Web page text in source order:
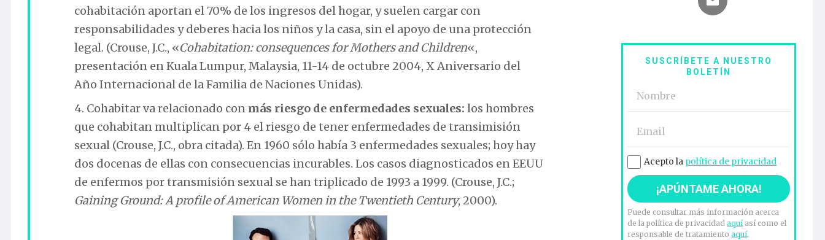
cohabitación aportan el 70% de los ingresos del hogar, y suelen cargar con
responsabilidades y deberes hacia los niños y la casa, sin el apoyo de una protección
legal. (Crouse, J.C., «Cohabitation: consequences for Mothers and Children«,
presentación en Kuala Lumpur, Malaysia, 11-14 de octubre 2004, X Aniversario del
Año Internacional de la Familia de Naciones Unidas).
4. Cohabitar va relacionado con más riesgo de enfermedades sexuales: los hombres
que cohabitan multiplican por 4 el riesgo de tener enfermedades de transimisión
sexual (Crouse, J.C., obra citada). En 1960 sólo había 3 enfermedades sexuales; hoy hay
dos docenas de ellas con consecuencias incurables. Los casos diagnosticados en EEUU
de enfermos por transmisión sexual se han triplicado de 1993 a 1999. (Crouse, J.C.;
Gaining Ground: A profile of American Women in the Twentieth Century, 2000).
SUSCRÍBETE A NUESTRO
BOLETÍN
Acepto la política de privacidad
Puede consultar más información acerca
de la política de privacidadaquíasí como el
responsable de tratamientoaquí.